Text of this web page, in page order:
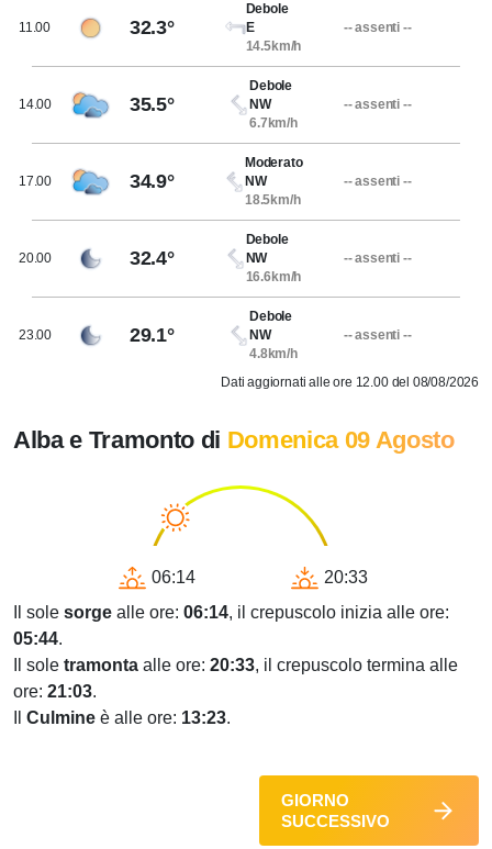
11.00 32.3°
Debole
E
14.5km/h
-- assenti --
14.00 35.5°
Debole
NW
6.7km/h
-- assenti --
17.00 34.9°
Moderato
NW
18.5km/h
-- assenti --
20.00 32.4°
Debole
NW
16.6km/h
-- assenti --
23.00 29.1°
Debole
NW
4.8km/h
-- assenti --
Dati aggiornati alle ore 12.00 del 08/08/2026
Alba e Tramonto di Domenica 09 Agosto
06:14
20:33
Il sole sorge alle ore: 06:14, il crepuscolo inizia alle ore:
05:44.
Il sole tramonta alle ore: 20:33, il crepuscolo termina alle
ore: 21:03.
Culmine è alle ore: 13:23.
GIORNO
SUCCESSIVO